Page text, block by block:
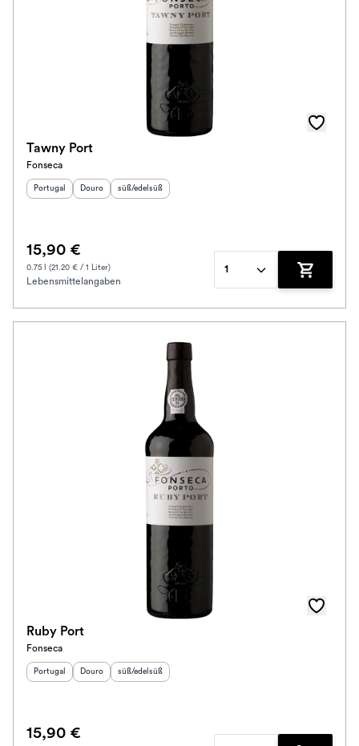
Tawny Port
Fonseca
Herkunftsland:
Portugal Herkunftsregion:
Douro Geschmack:
süß/edelsüß
15,90 €
0.75 l (21.20 € / 1 Liter)
Lebensmittelangaben
1
Zum
Ruby Port
Fonseca
Herkunftsland:
Portugal Herkunftsregion:
Douro Geschmack:
süß/edelsüß
15,90 €